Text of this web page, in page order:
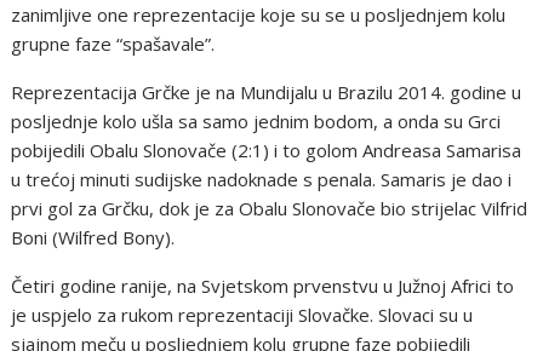
zanimljive one reprezentacije koje su se u posljednjem kolu
grupne faze “spašavale”.
Reprezentacija Grčke je na Mundijalu u Brazilu 2014. godine u
posljednje kolo ušla sa samo jednim bodom, a onda su Grci
pobijedili Obalu Slonovače (2:1) i to golom Andreasa Samarisa
u trećoj minuti sudijske nadoknade s penala. Samaris je dao i
prvi gol za Grčku, dok je za Obalu Slonovače bio strijelac Vilfrid
Boni (Wilfred Bony).
Četiri godine ranije, na Svjetskom prvenstvu u Južnoj Africi to
je uspjelo za rukom reprezentaciji Slovačke. Slovaci su u
sjajnom meču u posljednjem kolu grupne faze pobijedili